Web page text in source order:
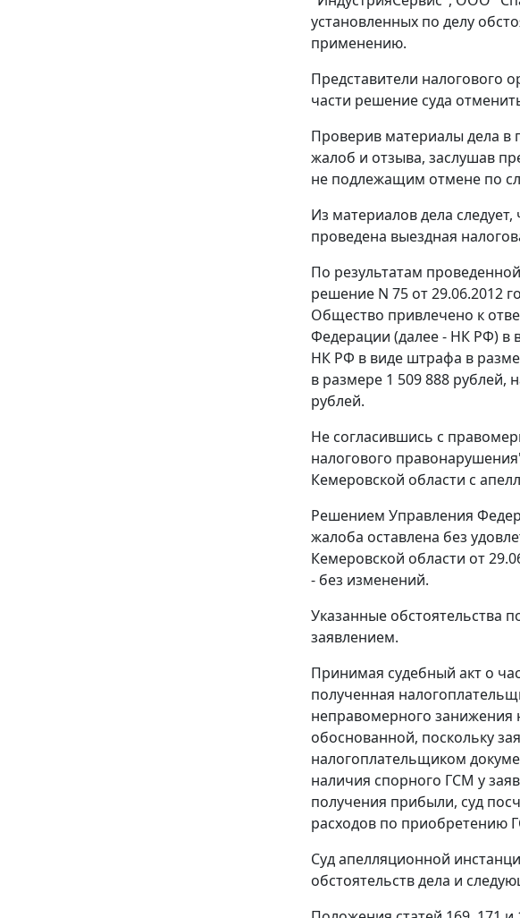
установленных по делу
применению.
Представители налогового
части решение суда
Проверив материалы дела в
жалоб и отзыва, заслушав
не подлежащим отмене по
Из материалов дела
проведена выездная
По результатам
решение N 75 от 29.06.2012
Общество привлечено к
Федерации (далее - НК РФ) в
НК РФ в виде штрафа в
в размере 1 509 888 рублей,
рублей.
Не согласившись с
налогового
Кемеровской области с
Решением Управления
жалоба оставлена без
Кемеровской области от
- без изменений.
Указанные обстоятельства
заявлением.
Принимая судебный акт о
полученная
неправомерного занижения
обоснованной, поскольку
налогоплательщиком
наличия спорного ГСМ у
получения прибыли, суд
расходов по приобретению
Суд апелляционной
обстоятельств дела и